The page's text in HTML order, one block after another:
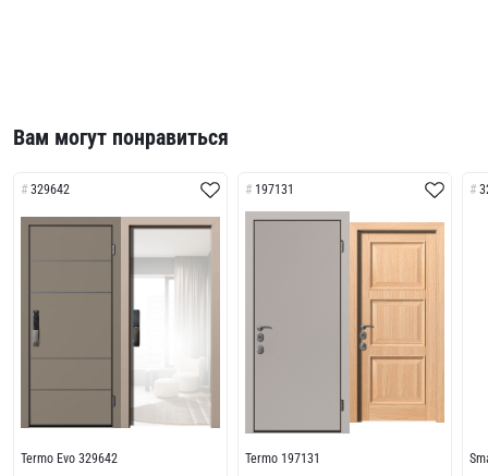
Вам могут понравиться
329642
Termo Evo 329642
197131
Termo 197131